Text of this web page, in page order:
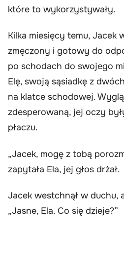
które to wykorzystywały.
Kilka miesięcy temu, Jacek
zmęczony i gotowy do
po schodach do swojego
Elę, swoją sąsiadkę z
na klatce schodowej.
zdesperowaną, jej oczy
płaczu.
„Jacek, mogę z tobą
zapytała Ela, jej głos drżał.
Jacek westchnął w duchu,
„Jasne, Ela. Co się dzieje?”